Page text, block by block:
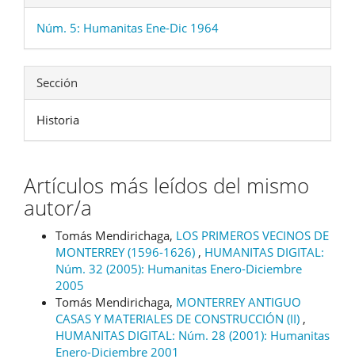
Núm. 5: Humanitas Ene-Dic 1964
Sección
Historia
Artículos más leídos del mismo
autor/a
Tomás Mendirichaga, LOS PRIMEROS VECINOS DE
MONTERREY (1596-1626) , HUMANITAS DIGITAL:
Núm. 32 (2005): Humanitas Enero-Diciembre
2005
Tomás Mendirichaga, MONTERREY ANTIGUO
CASAS Y MATERIALES DE CONSTRUCCIÓN (II) ,
HUMANITAS DIGITAL: Núm. 28 (2001): Humanitas
Enero-Diciembre 2001